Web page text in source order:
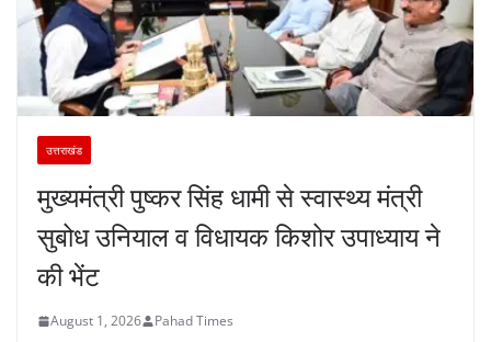
उत्तराखंड
मुख्यमंत्री पुष्कर सिंह धामी से स्वास्थ्य मंत्री
सुबोध उनियाल व विधायक किशोर उपाध्याय ने
की भेंट
August 1, 2026 Pahad Times